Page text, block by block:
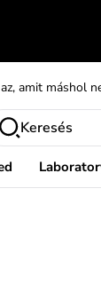
Fedezze fel
Ingyenes
Keresés